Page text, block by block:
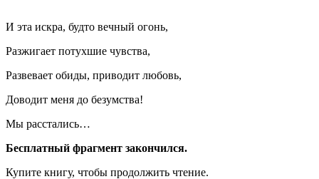
И эта искра, будто вечный огонь,
Разжигает потухшие чувства,
Развевает обиды, приводит любовь,
Доводит меня до безумства!
Мы расстались…
Бесплатный фрагмент закончился.
Купите книгу, чтобы продолжить чтение.